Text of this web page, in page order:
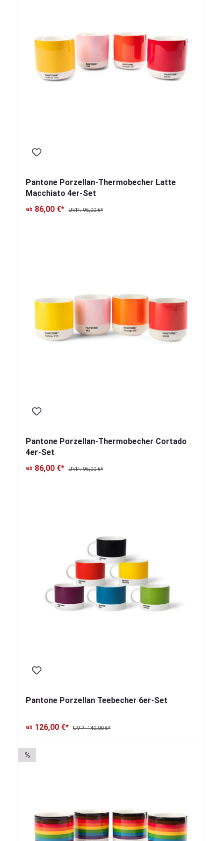
Pantone Porzellan-Thermobecher Latte
Macchiato 4er-Set
ab 86,00 €* UVP: 95,00 €*
Pantone Porzellan-Thermobecher Cortado
4er-Set
ab 86,00 €* UVP: 95,00 €*
Pantone Porzellan Teebecher 6er-Set
ab 126,00 €* UVP: 140,00 €*
%